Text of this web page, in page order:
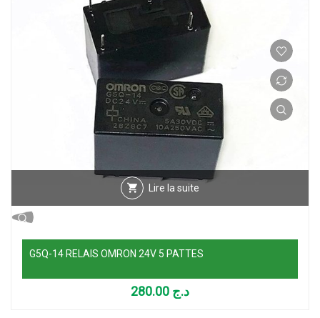
Lire la suite
G5Q-14 RELAIS OMRON 24V 5 PATTES
د.ج